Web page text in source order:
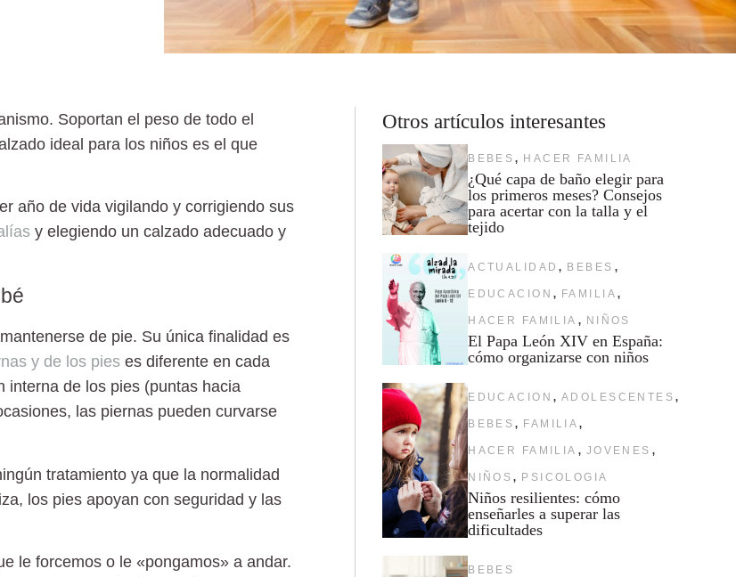
Soportan el peso de todo el
ideal para los niños es el que
año de vida vigilando y corrigiendo sus
y elegiendo un calzado adecuado y
de pie. Su única finalidad es
y de los pies es diferente en cada
interna de los pies (puntas hacia
las piernas pueden curvarse
tratamiento ya que la normalidad
los pies apoyan con seguridad y las
le forcemos o le «pongamos» a andar.
Otros artículos interesantes
BEBES , HACER FAMILIA
¿Qué capa de baño elegir para
los primeros meses? Consejos
para acertar con la talla y el
tejido
ACTUALIDAD , BEBES ,
EDUCACION , FAMILIA ,
HACER FAMILIA , NIÑOS
El Papa León XIV en España:
cómo organizarse con niños
EDUCACION , ADOLESCENTES ,
BEBES , FAMILIA ,
HACER FAMILIA , JOVENES ,
NIÑOS , PSICOLOGIA
Niños resilientes: cómo
enseñarles a superar las
dificultades
BEBES